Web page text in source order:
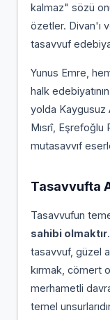
kalmaz" sözü
özetler. Divan'ı
tasavvuf
Yunus Emre,
halk
yolda Kaygusuz
Mısrî,
mutasavvıf
Tasavvufta
Tasavvufun
sahibi olmaktır
tasavvuf, güzel
kırmak, cömert
merhametli
temel